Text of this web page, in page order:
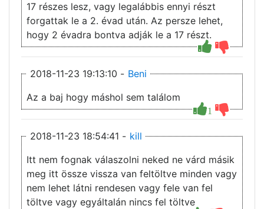
17 részes lesz, vagy legalábbis ennyi részt
forgattak le a 2. évad után. Az persze lehet,
hogy 2 évadra bontva adják le a 17 részt.
2018-11-23 19:13:10 - Beni
1
Az a baj hogy máshol sem találom
2018-11-23 18:54:41 - kill
Itt nem fognak válaszolni neked ne várd másik
meg itt össze vissza van feltöltve minden vagy
nem lehet látni rendesen vagy fele van fel
töltve vagy egyáltalán nincs fel töltve